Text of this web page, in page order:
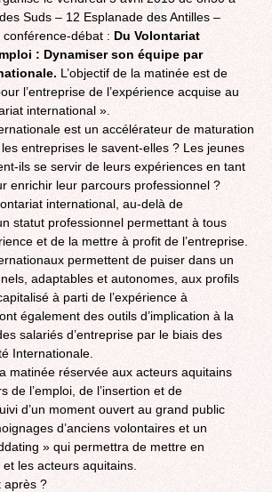
Suds – 12 Esplanade des Antilles –
débat : Du Volontariat
: Dynamiser son équipe par
L’objectif de la matinée est de
l’entreprise de l’expérience acquise au
international ».
est un accélérateur de maturation
entreprises le savent-elles ? Les jeunes
ils se servir de leurs expériences en tant
enrichir leur parcours professionnel ?
international, au-delà de
statut professionnel permettant à tous
et de la mettre à profit de l’entreprise.
permettent de puiser dans un
adaptables et autonomes, aux profils
à parti de l’expérience à
également des outils d’implication à la
salariés d’entreprise par le biais des
Internationale.
matinée réservée aux acteurs aquitains
de l’emploi, de l’insertion et de
d’un moment ouvert au grand public
d’anciens volontaires et un
» qui permettra de mettre en
les acteurs aquitains.
après ?